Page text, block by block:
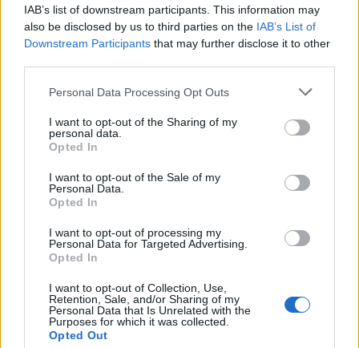
IAB’s list of downstream participants. This information may
also be disclosed by us to third parties on the IAB’s List of
Downstream Participants that may further disclose it to other
Please note that this website/app uses one or more Google
not limited to your visit or usage behaviour. You may click to
grant or deny consent to Google and its third-party tags to
use your data for below specified purposes in below Google
consent section.
Personal Data Processing Opt Outs
I want to opt-out of the Sharing of my
personal data.
Opted In
I want to opt-out of the Sale of my
Personal Data.
Opted In
I want to opt-out of processing my
Personal Data for Targeted Advertising.
Opted In
I want to opt-out of Collection, Use,
Retention, Sale, and/or Sharing of my
Personal Data that Is Unrelated with the
Purposes for which it was collected.
Opted Out
Helyi hírek
Vasárnap Nógrádot is eléri a legmagasabb
MAGYAR ÉPÍTŐK